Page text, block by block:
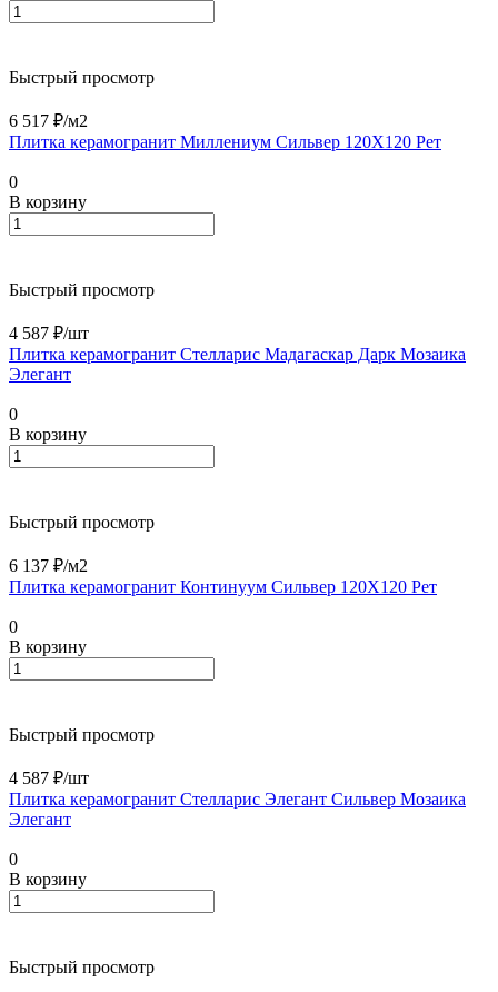
Быстрый просмотр
6 517 ₽/м2
Плитка керамогранит Миллениум Сильвер 120X120 Рет
0
В корзину
Быстрый просмотр
4 587 ₽/шт
Плитка керамогранит Стелларис Мадагаскар Дарк Мозаика
Элегант
0
В корзину
Быстрый просмотр
6 137 ₽/м2
Плитка керамогранит Континуум Сильвер 120X120 Рет
0
В корзину
Быстрый просмотр
4 587 ₽/шт
Плитка керамогранит Стелларис Элегант Сильвер Мозаика
Элегант
0
В корзину
Быстрый просмотр